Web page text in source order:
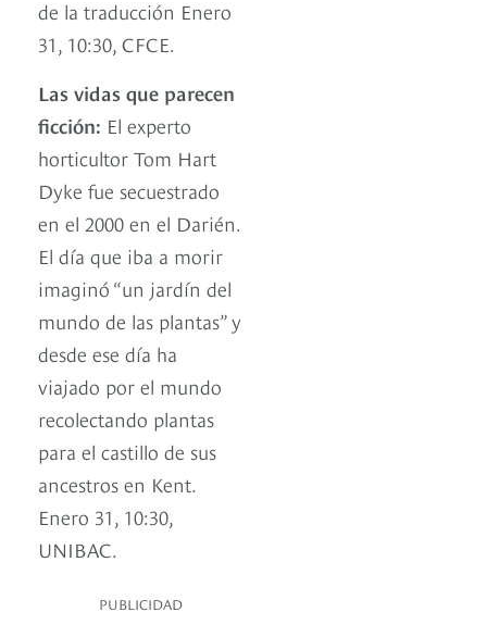
de la traducción Enero
31, 10:30, CFCE.
Las vidas que parecen
ficción: El experto
horticultor Tom Hart
Dyke fue secuestrado
en el 2000 en el Darién.
El día que iba a morir
imaginó “un jardín del
mundo de las plantas” y
desde ese día ha
viajado por el mundo
recolectando plantas
para el castillo de sus
ancestros en Kent.
Enero 31, 10:30,
UNIBAC.
PUBLICIDAD